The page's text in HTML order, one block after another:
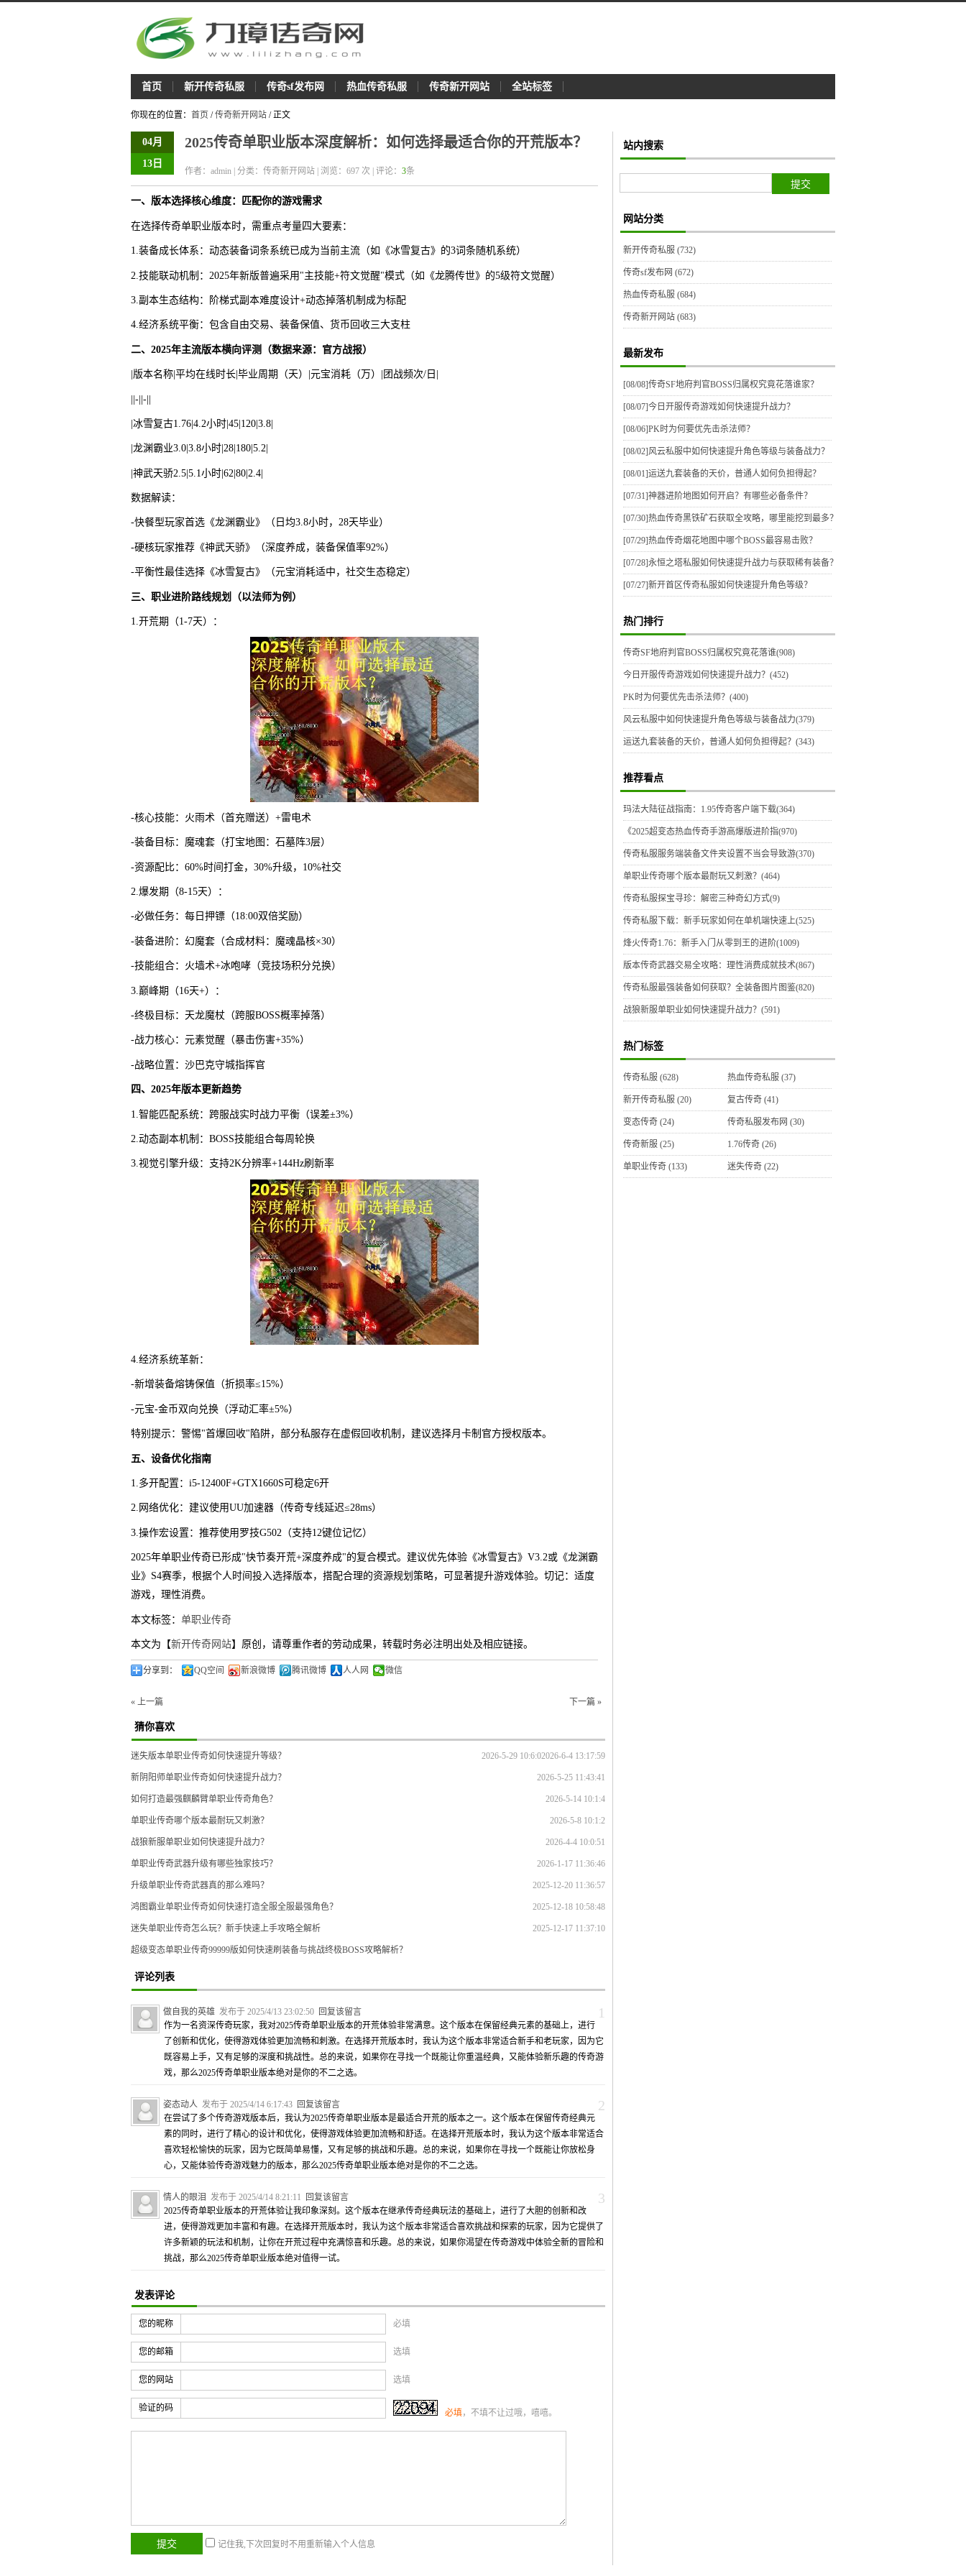
首页 新开传奇私服 传奇sf发布网 热血传奇私服 传奇新开网站 全站标签
你现在的位置： 首页 /传奇新开网站 / 正文
04月
13日
2025传奇单职业版本深度解析：如何选择最适合你的开荒版本？
作者：admin | 分类：传奇新开网站 | 浏览： 697 次 | 评论： 3条
一、版本选择核心维度：匹配你的游戏需求
在选择传奇单职业版本时，需重点考量四大要素：
1.装备成长体系：动态装备词条系统已成为当前主流（如《冰雪复古》的3词条随机系统）
2.技能联动机制：2025年新版普遍采用"主技能+符文觉醒"模式（如《龙腾传世》的5级符文觉醒）
3.副本生态结构：阶梯式副本难度设计+动态掉落机制成为标配
4.经济系统平衡：包含自由交易、装备保值、货币回收三大支柱
二、2025年主流版本横向评测（数据来源：官方战报）
|版本名称|平均在线时长|毕业周期（天）|元宝消耗（万）|团战频次/日|
||-||-||
|冰雪复古1.76|4.2小时|45|120|3.8|
|龙渊霸业3.0|3.8小时|28|180|5.2|
|神武天骄2.5|5.1小时|62|80|2.4|
数据解读：
-快餐型玩家首选《龙渊霸业》（日均3.8小时，28天毕业）
-硬核玩家推荐《神武天骄》（深度养成，装备保值率92%）
-平衡性最佳选择《冰雪复古》（元宝消耗适中，社交生态稳定）
三、职业进阶路线规划（以法师为例）
1.开荒期（1-7天）：
-核心技能：火雨术（首充赠送）+雷电术
-装备目标：魔魂套（打宝地图：石墓阵3层）
-资源配比：60%时间打金，30%升级，10%社交
2.爆发期（8-15天）：
-必做任务：每日押镖（18:00双倍奖励）
-装备进阶：幻魔套（合成材料：魔魂晶核×30）
-技能组合：火墙术+冰咆哮（竞技场积分兑换）
3.巅峰期（16天+）：
-终极目标：天龙魔杖（跨服BOSS概率掉落）
-战力核心：元素觉醒（暴击伤害+35%）
-战略位置：沙巴克守城指挥官
四、2025年版本更新趋势
1.智能匹配系统：跨服战实时战力平衡（误差±3%）
2.动态副本机制：BOSS技能组合每周轮换
3.视觉引擎升级：支持2K分辨率+144Hz刷新率
4.经济系统革新：
-新增装备熔铸保值（折损率≤15%）
-元宝-金币双向兑换（浮动汇率±5%）
特别提示：警惕"首爆回收"陷阱，部分私服存在虚假回收机制，建议选择月卡制官方授权版本。
五、设备优化指南
1.多开配置：i5-12400F+GTX1660S可稳定6开
2.网络优化：建议使用UU加速器（传奇专线延迟≤28ms）
3.操作宏设置：推荐使用罗技G502（支持12键位记忆）
2025年单职业传奇已形成"快节奏开荒+深度养成"的复合模式。建议优先体验《冰雪复古》V3.2或《龙渊霸
业》S4赛季，根据个人时间投入选择版本，搭配合理的资源规划策略，可显著提升游戏体验。切记：适度
游戏，理性消费。
本文标签： 单职业传奇
本文为【新开传奇网站】原创，请尊重作者的劳动成果，转载时务必注明出处及相应链接。
分享到： QQ空间 新浪微博 腾讯微博 人人网 微信
« 上一篇 下一篇 »
猜你喜欢
2026-6-4 13:17:59
迷失版本单职业传奇如何快速提升等级？ 2026-5-29 10:6:0
新阴阳师单职业传奇如何快速提升战力？ 2026-5-25 11:43:41
如何打造最强麒麟臂单职业传奇角色？ 2026-5-14 10:1:4
单职业传奇哪个版本最耐玩又刺激？ 2026-5-8 10:1:2
战狼新服单职业如何快速提升战力？ 2026-4-4 10:0:51
单职业传奇武器升级有哪些独家技巧？ 2026-1-17 11:36:46
升级单职业传奇武器真的那么难吗？ 2025-12-20 11:36:57
鸿图霸业单职业传奇如何快速打造全服全服最强角色？ 2025-12-18 10:58:48
迷失单职业传奇怎么玩？新手快速上手攻略全解析 2025-12-17 11:37:10
超级变态单职业传奇99999版如何快速刷装备与挑战终极BOSS攻略解析？
评论列表
1
做自我的英雄 发布于 2025/4/13 23:02:50 回复该留言
作为一名资深传奇玩家，我对2025传奇单职业版本的开荒体验非常满意。这个版本在保留经典元素的基础上，进行
了创新和优化，使得游戏体验更加流畅和刺激。在选择开荒版本时，我认为这个版本非常适合新手和老玩家，因为它
既容易上手，又有足够的深度和挑战性。总的来说，如果你在寻找一个既能让你重温经典，又能体验新乐趣的传奇游
戏，那么2025传奇单职业版本绝对是你的不二之选。
2
姿态动人 发布于 2025/4/14 6:17:43 回复该留言
在尝试了多个传奇游戏版本后，我认为2025传奇单职业版本是最适合开荒的版本之一。这个版本在保留传奇经典元
素的同时，进行了精心的设计和优化，使得游戏体验更加流畅和舒适。在选择开荒版本时，我认为这个版本非常适合
喜欢轻松愉快的玩家，因为它既简单易懂，又有足够的挑战和乐趣。总的来说，如果你在寻找一个既能让你放松身
心，又能体验传奇游戏魅力的版本，那么2025传奇单职业版本绝对是你的不二之选。
3
情人的眼泪 发布于 2025/4/14 8:21:11
回复该留言
2025传奇单职业版本的开荒体验让我印象深刻。这个版本在继承传奇经典玩法的基础上，进行了大胆的创新和改
进，使得游戏更加丰富和有趣。在选择开荒版本时，我认为这个版本非常适合喜欢挑战和探索的玩家，因为它提供了
许多新颖的玩法和机制，让你在开荒过程中充满惊喜和乐趣。总的来说，如果你渴望在传奇游戏中体验全新的冒险和
挑战，那么2025传奇单职业版本绝对值得一试。
发表评论
您的昵称 必填
您的邮箱 选填
您的网站 选填
验证的码 必填，不填不让过哦，嘻嘻。
记住我,下次回复时不用重新输入个人信息
站内搜索
网站分类
新开传奇私服 (732)
传奇sf发布网 (672)
热血传奇私服 (684)
传奇新开网站 (683)
最新发布
[08/08]传奇SF地府判官BOSS归属权究竟花落谁家？
[08/07]今日开服传奇游戏如何快速提升战力？
[08/06]PK时为何要优先击杀法师？
[08/02] 风云私服中如何快速提升角色等级与装备战力？
[08/01]运送九套装备的天价，普通人如何负担得起？
[07/31]神器进阶地图如何开启？有哪些必备条件？
[07/30]热血传奇黑铁矿石获取全攻略，哪里能挖到最多？
[07/29]热血传奇烟花地图中哪个BOSS最容易击败？
[07/28]永恒之塔私服如何快速提升战力与获取稀有装备？
[07/27]新开首区传奇私服如何快速提升角色等级？
热门排行
传奇SF地府判官BOSS归属权究竟花落谁(908)
今日开服传奇游戏如何快速提升战力？(452)
PK时为何要优先击杀法师？(400)
风云私服中如何快速提升角色等级与装备战力(379)
运送九套装备的天价，普通人如何负担得起？(343)
推荐看点
玛法大陆征战指南：1.95传奇客户端下载(364)
《2025超变态热血传奇手游高爆版进阶指(970)
传奇私服服务端装备文件夹设置不当会导致游(370)
单职业传奇哪个版本最耐玩又刺激？(464)
传奇私服探宝寻珍：解密三种奇幻方式(9)
传奇私服下载：新手玩家如何在单机端快速上(525)
烽火传奇1.76：新手入门从零到王的进阶(1009)
版本传奇武器交易全攻略：理性消费成就技术(867)
传奇私服最强装备如何获取？全装备图片图鉴(820)
战狼新服单职业如何快速提升战力？(591)
热门标签
传奇私服 (628) 热血传奇私服 (37)
新开传奇私服 (20) 复古传奇 (41)
变态传奇 (24) 传奇私服发布网 (30)
传奇新服 (25) 1.76传奇 (26)
单职业传奇 (133) 迷失传奇 (22)